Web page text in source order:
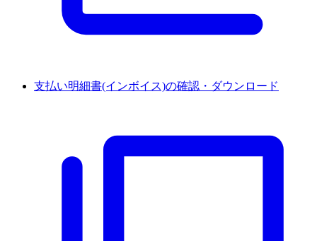
支払い明細書(インボイス)の確認・ダウンロード